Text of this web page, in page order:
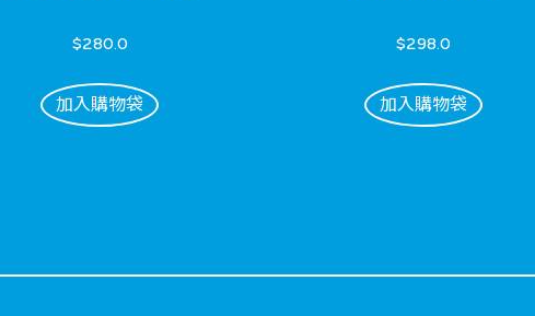
$280.0
加入購物袋
$298.0
加入購物袋